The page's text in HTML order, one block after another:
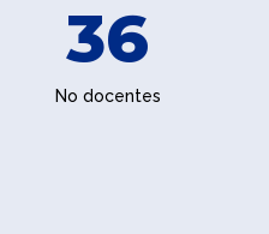
36
No docentes